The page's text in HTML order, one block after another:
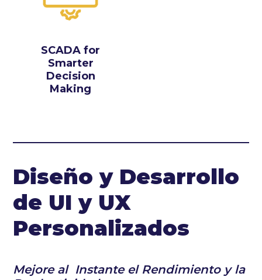
SCADA for
Smarter
Decision
Making
Diseño y Desarrollo
de UI y UX
Personalizados
Mejore al Instante el Rendimiento y la